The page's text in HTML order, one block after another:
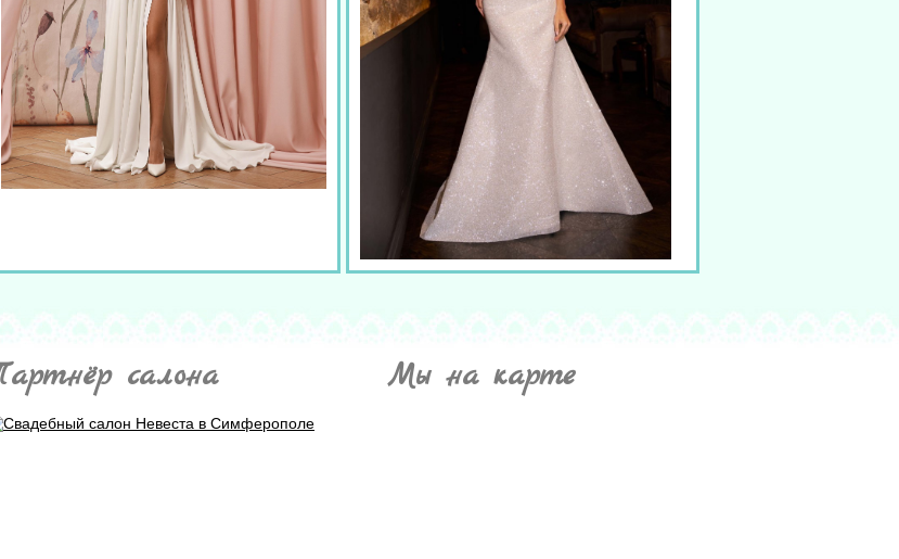
Мы на карте
салона